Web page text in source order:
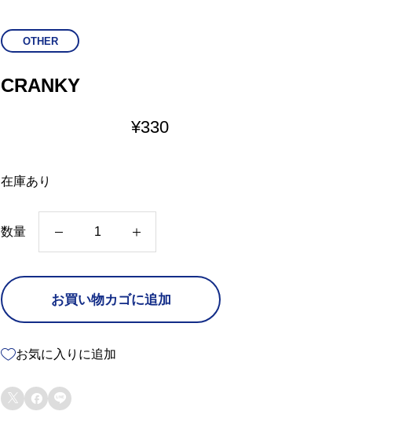
OTHER
CRANKY
¥330
在庫あり
数量
R
A
N
K
Y
お買い物カゴに追加
お気に入りに追加
  